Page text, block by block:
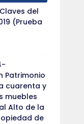
del
(Prueba
Patrimonio
cuarenta y
muebles
Alto de la
de